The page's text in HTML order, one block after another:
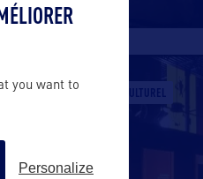
SITE CULTUREL
you want to
Personalize